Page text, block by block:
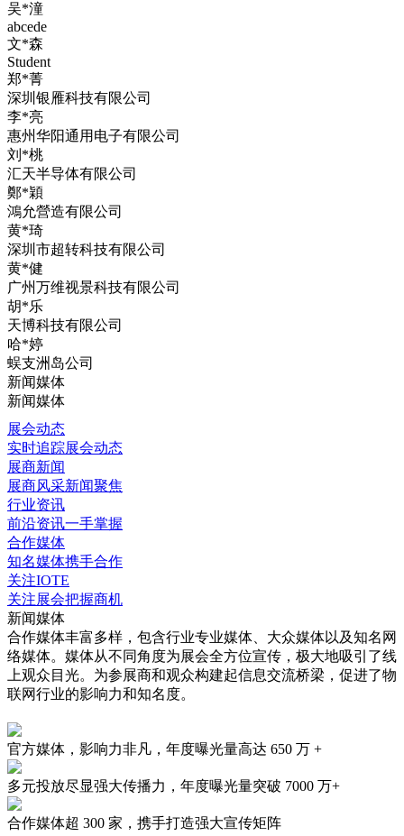
吴*潼
abcede
文*森
Student
郑*菁
深圳银雁科技有限公司
李*亮
惠州华阳通用电子有限公司
刘*桃
汇天半导体有限公司
鄭*穎
鴻允營造有限公司
黄*琦
深圳市超转科技有限公司
黄*健
广州万维视景科技有限公司
胡*乐
天博科技有限公司
哈*婷
蜈支洲岛公司
新闻媒体
新闻媒体
展会动态
实时追踪展会动态
展商新闻
展商风采新闻聚焦
行业资讯
前沿资讯一手掌握
合作媒体
知名媒体携手合作
关注IOTE
关注展会把握商机
新闻媒体
合作媒体丰富多样，包含行业专业媒体、大众媒体以及知名网
络媒体。媒体从不同角度为展会全方位宣传，极大地吸引了线
上观众目光。为参展商和观众构建起信息交流桥梁，促进了物
联网行业的影响力和知名度。
官方媒体，影响力非凡，年度曝光量高达 650 万 +
多元投放尽显强大传播力，年度曝光量突破 7000 万+
合作媒体超 300 家 ，携手打造强大宣传矩阵